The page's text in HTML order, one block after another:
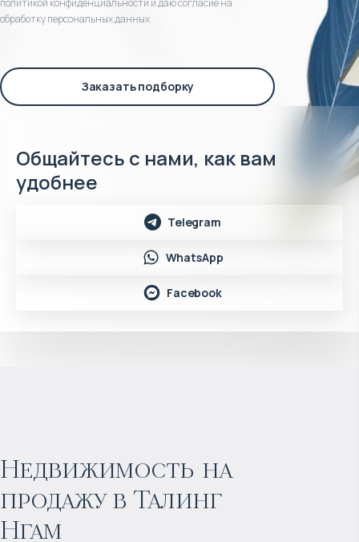
политикой конфиденциальности и даю согласие на
обработку персональных данных
Заказать подборку
Общайтесь с нами, как вам
удобнее
Telegram
WhatsApp
Facebook
Недвижимость на
продажу в Талинг
Нгам